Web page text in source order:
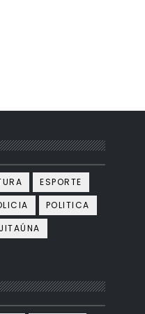
ESPORTE
POLITICA